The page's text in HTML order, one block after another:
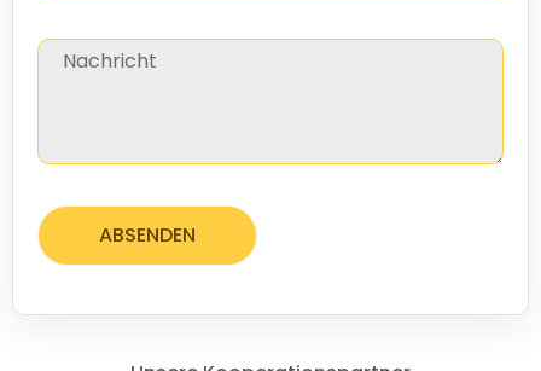
ABSENDEN